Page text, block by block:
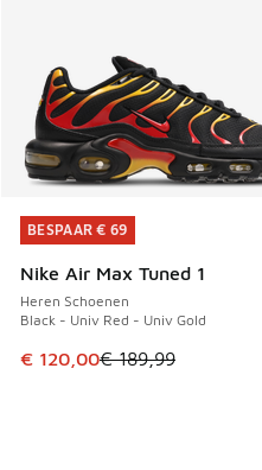
BESPAAR € 69
Nike Air Max Tuned 1
Heren Schoenen
Black - Univ Red - Univ Gold
Dit artikel is in de
€ 120,00€ 189,99
BESPAAR € 69